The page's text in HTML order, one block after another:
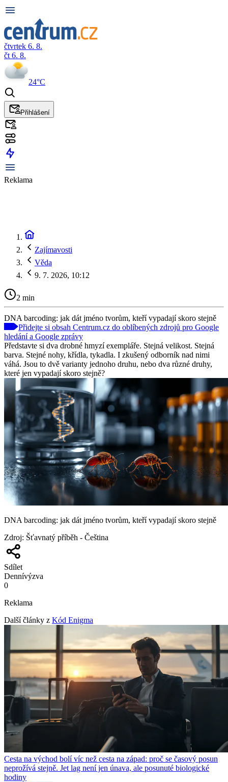
čtvrtek 6. 8.
čt 6. 8.
24°C
Přihlášení
Reklama
Zajímavosti
Věda
9. 7. 2026, 10:12
2 min
DNA barcoding: jak dát jméno tvorům, kteří vypadají skoro stejně
Přidejte si obsah Centrum.cz do oblíbených zdrojů pro Google
hledání a Google zprávy
Představte si dva drobné hmyzí exempláře. Stejná velikost. Stejná
barva. Stejné nohy, křídla, tykadla. I zkušený odborník nad nimi
váhá. Jsou to dvě varianty jednoho druhu, nebo dva různé druhy,
které jen vypadají skoro stejně?
DNA barcoding: jak dát jméno tvorům, kteří vypadají skoro stejně
Zdroj: Šťavnatý příběh - Čeština
Sdílet
Dennívýzva
0
Reklama
Další články z Kód Enigma
Cesta na východ bolí víc než cesta na západ: proč se časový posun
neprožívá stejně. Jet lag není jen únava, ale posunuté biologické
hodiny